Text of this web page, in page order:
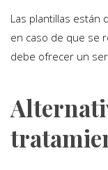
Las plantillas están
en caso de que se
debe ofrecer un